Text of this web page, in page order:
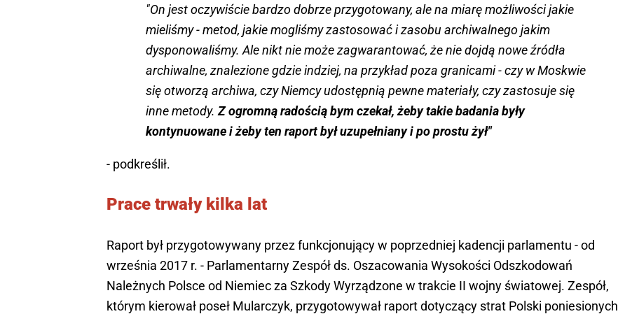
"On jest oczywiście bardzo dobrze przygotowany, ale na miarę możliwości jakie
mieliśmy - metod, jakie mogliśmy zastosować i zasobu archiwalnego jakim
dysponowaliśmy. Ale nikt nie może zagwarantować, że nie dojdą nowe źródła
archiwalne, znalezione gdzie indziej, na przykład poza granicami - czy w Moskwie
się otworzą archiwa, czy Niemcy udostępnią pewne materiały, czy zastosuje się
inne metody. Z ogromną radością bym czekał, żeby takie badania były
kontynuowane i żeby ten raport był uzupełniany i po prostu żył"
- podkreślił.
Prace trwały kilka lat
Raport był przygotowywany przez funkcjonujący w poprzedniej kadencji parlamentu - od
września 2017 r. - Parlamentarny Zespół ds. Oszacowania Wysokości Odszkodowań
Należnych Polsce od Niemiec za Szkody Wyrządzone w trakcie II wojny światowej. Zespół,
którym kierował poseł Mularczyk, przygotowywał raport dotyczący strat Polski poniesionych